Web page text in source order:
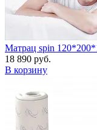
Матрац spin
18 890 руб.
В корзину